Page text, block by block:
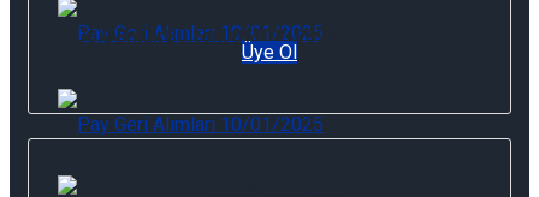
Pay Geri Alımları 06/08/2026
ELÜS Günlük Bülteni 06/08/2026
Üye Ol